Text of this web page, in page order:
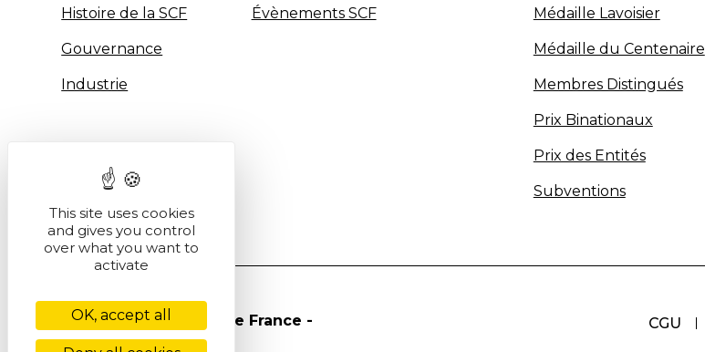
Histoire de la SCF
Gouvernance
Industrie
Évènements SCF Médaille Lavoisier
Médaille du Centenaire
Membres Distingués
Prix Binationaux
Prix des Entités
Subventions
CGU
© Société Chimique de France -
This site uses cookies
and gives you control
over what you want to
activate
OK, accept all